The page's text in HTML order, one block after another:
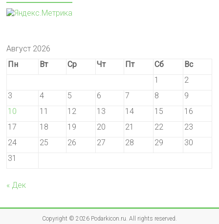
Август 2026
Пн
Вт Ср Чт Пт Сб
Вс
1
2
3
4 5 6 7 8
9
10
11 12 13 14 15
16
17
18 19 20 21 22
23
24
25 26 27 28 29
30
31
« Дек
Copyright © 2026 Podarkicon.ru. All rights reserved.